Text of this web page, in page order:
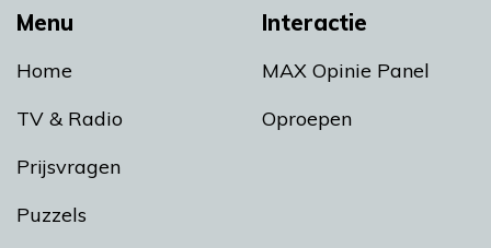
Menu
Home
TV & Radio
Prijsvragen
Puzzels
Interactie
MAX Opinie Panel
Oproepen